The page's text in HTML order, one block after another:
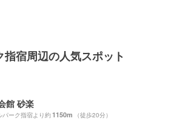
宿周辺の人気スポット
館 砂楽
パーク指宿より約1150m （徒歩20分）